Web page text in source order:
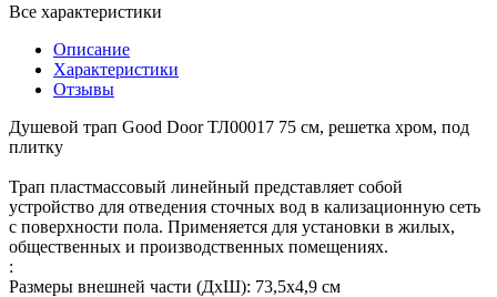
Все характеристики
Описание
Характеристики
Отзывы
Душевой трап Good Door ТЛ00017 75 см, решетка хром, под
плитку
Трап пластмассовый линейный представляет собой
устройство для отведения сточных вод в кализационную сеть
с поверхности пола. Применяется для установки в жилых,
общественных и производственных помещениях.
:
Размеры внешней части (ДхШ): 73,5x4,9 см